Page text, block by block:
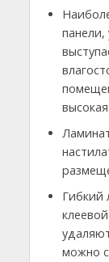
панели,
высокая.
Гибкий
можно